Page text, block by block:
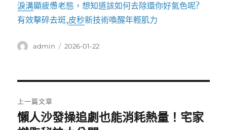
淚溝顯疲憊老態，想知道該如何去除還你好氣色呢?
有效擊碎去斑,皮秒新技術喚醒年輕肌力
作
admin
發
2026-01-22
章
上一篇文章
上
懶人沙發操追劇也能消耗熱量！宅家